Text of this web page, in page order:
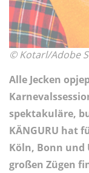
© Kotarl/Adobe
Alle Jecken
spektakuläre,
KÄNGURU hat
Köln, Bonn und
großen Zügen